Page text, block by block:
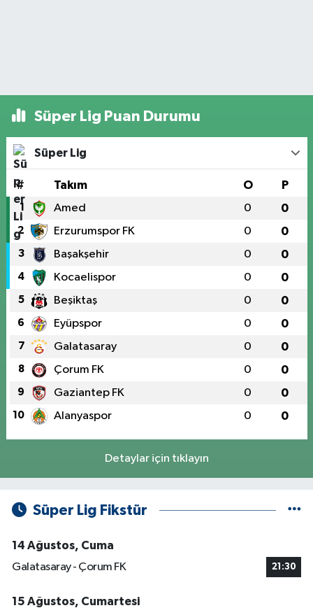
Süper Lig Puan Durumu
Süper Lig
# Takım O P
1 Amed 0 0
2 Erzurumspor FK 0 0
3 Başakşehir 0 0
4 Kocaelispor 0 0
5 Beşiktaş 0 0
6 Eyüpspor 0 0
7 Galatasaray 0 0
8 Çorum FK 0 0
9 Gaziantep FK 0 0
10 Alanyaspor 0 0
Detaylar için tıklayın
Süper Lig Fikstür
14 Ağustos, Cuma
Galatasaray - Çorum FK
21:30
15 Ağustos, Cumartesi